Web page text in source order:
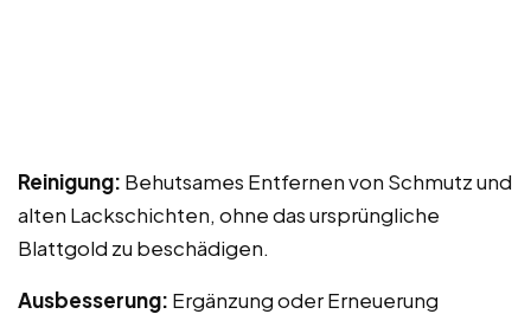
Reinigung: Behutsames Entfernen von Schmutz und
alten Lackschichten, ohne das ursprüngliche
Blattgold zu beschädigen.
Ausbesserung: Ergänzung oder Erneuerung